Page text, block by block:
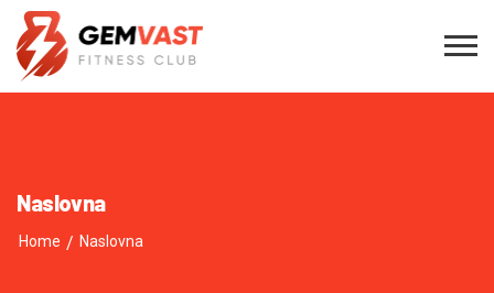
Naslovna
Home / Naslovna